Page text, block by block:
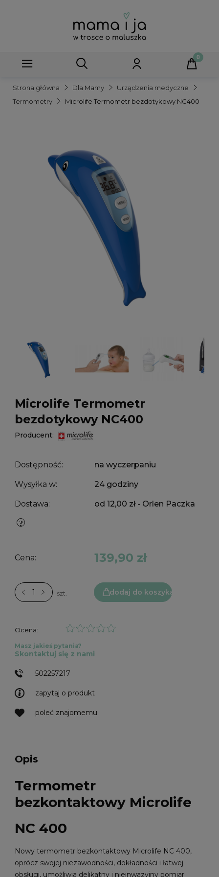
Strona główna Dla Mamy
Urządzenia medyczne
Termometry
Microlife Termometr bezdotykowy NC400
Microlife Termometr
bezdotykowy NC400
Producent:
Dostępność: na wyczerpaniu
Wysyłka w: 24 godziny
Dostawa: od 12,00 zł - Orlen Paczka
Cena: 139,90 zł
szt. dodaj do koszyka
Ocena:
zapytaj o produkt
poleć znajomemu
Masz jakieś pytania?
Skontaktuj się z nami
502257217
Opis
Termometr
bezkontaktowy Microlife
NC 400
Nowy termometr bezkontaktowy Microlife NC 400,
oprócz swojej niezawodności, dokładności i łatwej
obsługi, umożliwia delikatny i nieinwazyjny pomiar